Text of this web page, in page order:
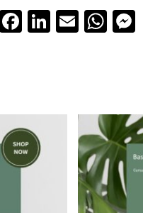
Facebook
LinkedIn
Email